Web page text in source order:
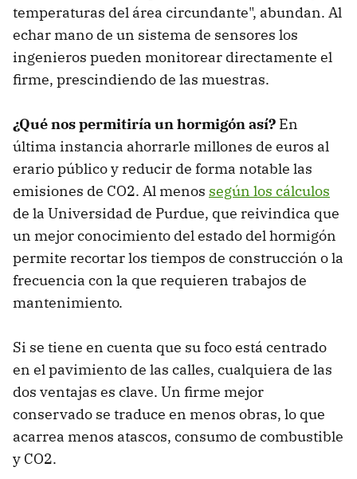
temperaturas del área circundante", abundan. Al
echar mano de un sistema de sensores los
ingenieros pueden monitorear directamente el
firme, prescindiendo de las muestras.
¿Qué nos permitiría un hormigón así? En
última instancia ahorrarle millones de euros al
erario público y reducir de forma notable las
emisiones de CO2. Al menos según los cálculos
de la Universidad de Purdue, que reivindica que
un mejor conocimiento del estado del hormigón
permite recortar los tiempos de construcción o la
frecuencia con la que requieren trabajos de
mantenimiento.
Si se tiene en cuenta que su foco está centrado
en el pavimiento de las calles, cualquiera de las
dos ventajas es clave. Un firme mejor
conservado se traduce en menos obras, lo que
acarrea menos atascos, consumo de combustible
y CO2.